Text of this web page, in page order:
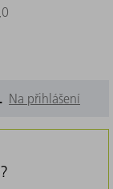
Na přihlášení